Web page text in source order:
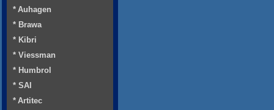
* Auhagen
* Brawa
* Kibri
* Viessman
* Humbrol
* SAI
* Artitec